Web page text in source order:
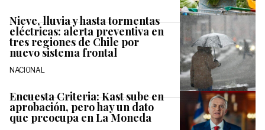
Nieve, lluvia y hasta tormentas
eléctricas: alerta preventiva en
tres regiones de Chile por
nuevo sistema frontal
NACIONAL
Encuesta Criteria: Kast sube en
aprobación, pero hay un dato
que preocupa en La Moneda